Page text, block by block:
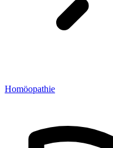
Homöopathie